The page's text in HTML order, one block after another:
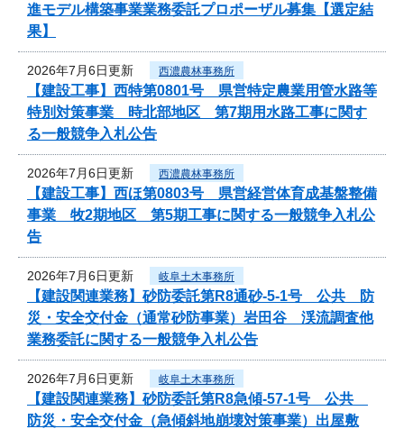
進モデル構築事業業務委託プロポーザル募集【選定結
果】
2026年7月6日更新 西濃農林事務所
【建設工事】西特第0801号 県営特定農業用管水路等
特別対策事業 時北部地区 第7期用水路工事に関す
る一般競争入札公告
2026年7月6日更新 西濃農林事務所
【建設工事】西ほ第0803号 県営経営体育成基盤整備
事業 牧2期地区 第5期工事に関する一般競争入札公
告
2026年7月6日更新 岐阜土木事務所
【建設関連業務】砂防委託第R8通砂-5-1号 公共 防
災・安全交付金（通常砂防事業）岩田谷 渓流調査他
業務委託に関する一般競争入札公告
2026年7月6日更新 岐阜土木事務所
【建設関連業務】砂防委託第R8急傾-57-1号 公共
防災・安全交付金（急傾斜地崩壊対策事業）出屋敷